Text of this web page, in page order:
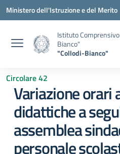
Vai ai contenuti
Vai al menu di navigazione
Vai al footer
Ministero dell'Istruzione e del Merito
Istituto
Bianco"
"Collodi-Bianco"
Circolare 42
Variazione orari
didattiche a
assemblea
personale